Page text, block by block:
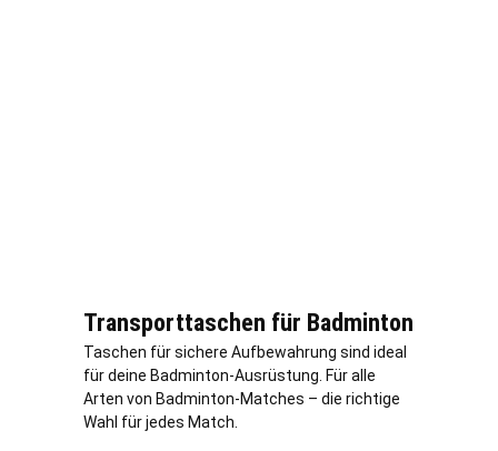
Transporttaschen für Badminton
Taschen für sichere Aufbewahrung sind ideal
für deine Badminton-Ausrüstung. Für alle
Arten von Badminton-Matches – die richtige
Wahl für jedes Match.